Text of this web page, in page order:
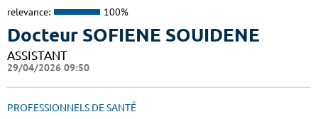
relevance: 100%
Docteur SOFIENE SOUIDENE
ASSISTANT
29/04/2026 09:50
PROFESSIONNELS DE SANTÉ